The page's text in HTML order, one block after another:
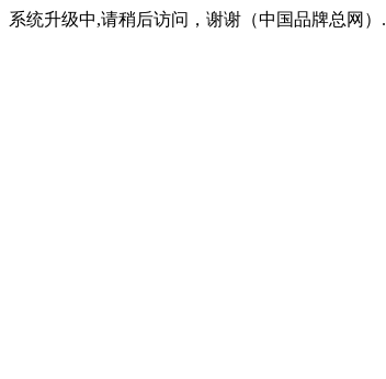
系统升级中,请稍后访问，谢谢（中国品牌总网）.